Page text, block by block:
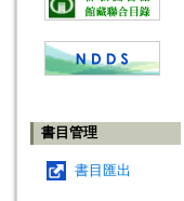
書目管理
書目匯出